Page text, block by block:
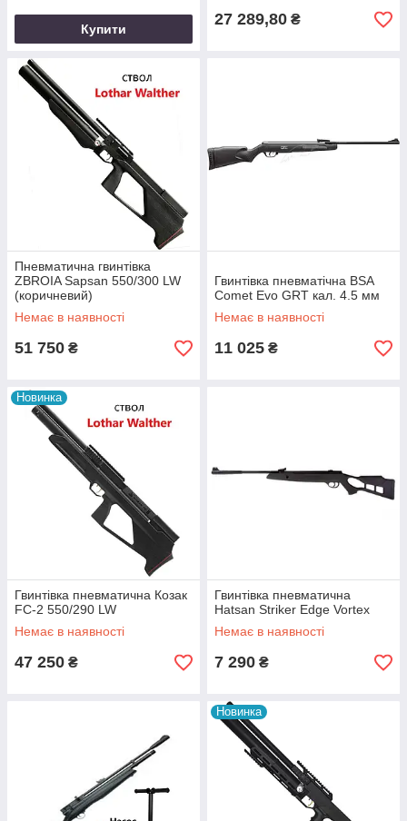
Купити
27 289,80 ₴
Пневматична гвинтівка
ZBROIA Sapsan 550/300 LW
(коричневий)
Немає в наявності
51 750 ₴
Гвинтівка пневматічна BSA
Comet Evo GRT кал. 4.5 мм
Немає в наявності
11 025 ₴
Новинка
Гвинтівка пневматична Козак
FC-2 550/290 LW
Немає в наявності
47 250 ₴
Гвинтівка пневматична
Hatsan Striker Edge Vortex
Немає в наявності
7 290 ₴
Новинка